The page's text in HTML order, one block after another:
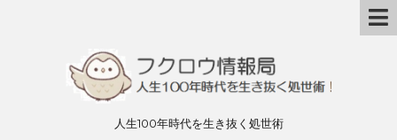
人生100年時代を生き抜く処世術